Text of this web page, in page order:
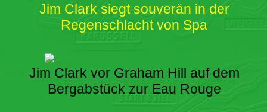
Jim Clark siegt souverän in der
Regenschlacht von Spa
Jim Clark vor Graham Hill auf dem
Bergabstück zur Eau Rouge